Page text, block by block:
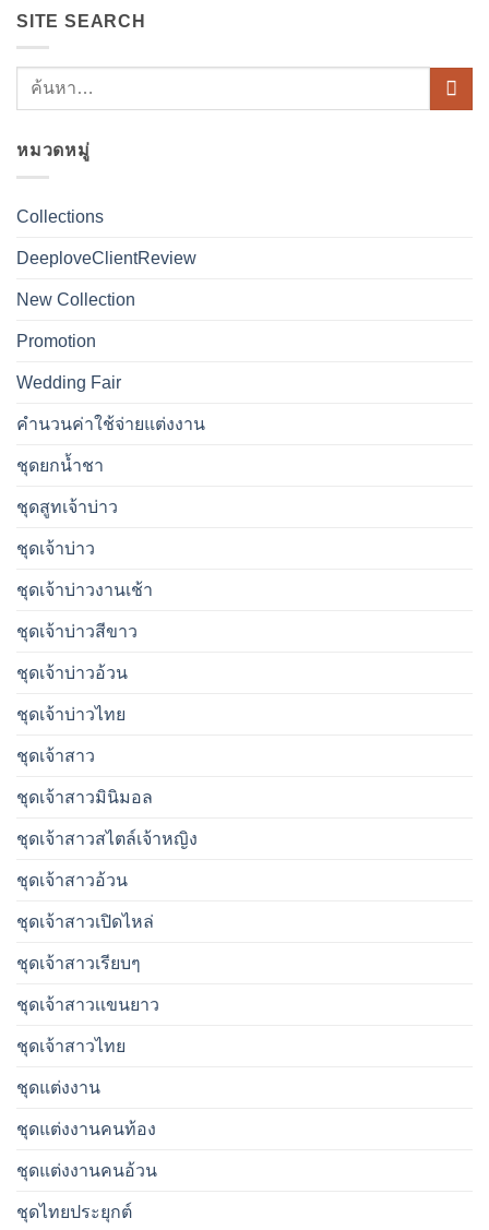
SITE SEARCH
หมวดหมู่
Collections
DeeploveClientReview
New Collection
Promotion
Wedding Fair
คำนวนค่าใช้จ่ายแต่งงาน
ชุดยกน้ำชา
ชุดสูทเจ้าบ่าว
ชุดเจ้าบ่าว
ชุดเจ้าบ่าวงานเช้า
ชุดเจ้าบ่าวสีขาว
ชุดเจ้าบ่าวอ้วน
ชุดเจ้าบ่าวไทย
ชุดเจ้าสาว
ชุดเจ้าสาวมินิมอล
ชุดเจ้าสาวสไตล์เจ้าหญิง
ชุดเจ้าสาวอ้วน
ชุดเจ้าสาวเปิดไหล่
ชุดเจ้าสาวเรียบๆ
ชุดเจ้าสาวเเขนยาว
ชุดเจ้าสาวไทย
ชุดแต่งงาน
ชุดแต่งงานคนท้อง
ชุดแต่งงานคนอ้วน
ชุดไทยประยุกต์